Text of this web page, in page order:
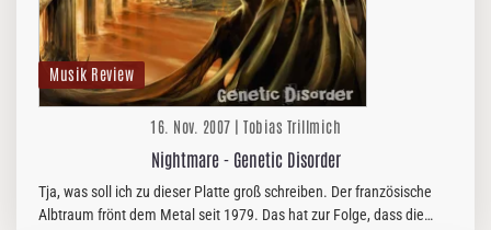
Musik Review
16. Nov. 2007 | Tobias Trillmich
Nightmare - Genetic Disorder
Tja, was soll ich zu dieser Platte groß schreiben. Der französische
Albtraum frönt dem Metal seit 1979. Das hat zur Folge, dass die